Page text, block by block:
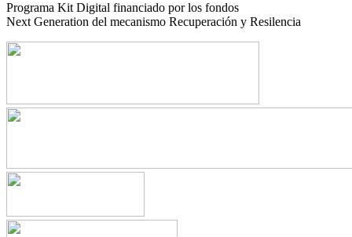
Programa Kit Digital financiado por los fondos
Next Generation del mecanismo Recuperación y Resilencia